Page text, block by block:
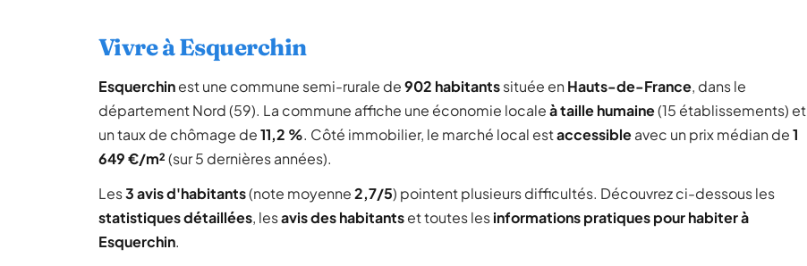
Vivre à Esquerchin
Esquerchinest une commune semi-rurale de902 habitantssituée en Hauts-de-France, dans le
département Nord (59). La commune affiche une économie localeà taille humaine(15 établissements) et
un taux de chômage de11,2 %. Côté immobilier, le marché local estaccessibleavec un prix médian de1
649 €/m²(sur 5 dernières années).
Les3 avis d'habitants(note moyenne2,7/5) pointent plusieurs difficultés. Découvrez ci-dessous les
statistiques détaillées, lesavis des habitantset toutes lesinformations pratiques pour habiter à
Esquerchin.